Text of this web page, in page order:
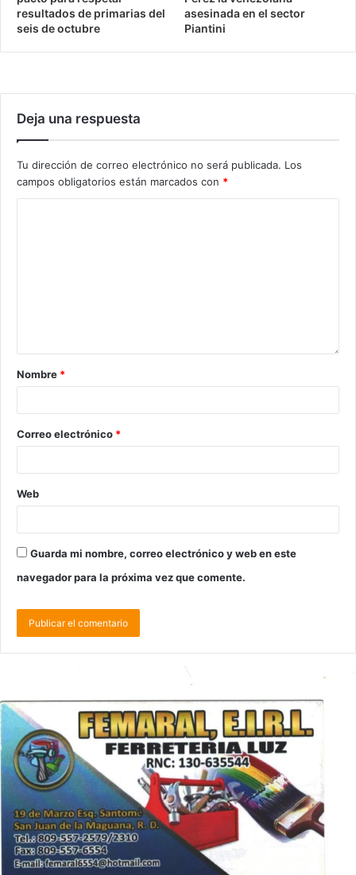
resultados de primarias del
seis de octubre
asesinada en el sector
Piantini
Deja una respuesta
Tu dirección de correo electrónico no será publicada. Los
campos obligatorios están marcados con *
Nombre *
Correo electrónico *
Web
Guarda mi nombre, correo electrónico y web en este
navegador para la próxima vez que comente.